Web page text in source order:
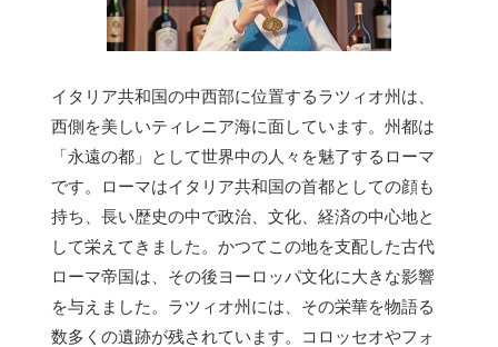
イタリア共和国の中西部に位置するラツィオ州は、
西側を美しいティレニア海に面しています。州都は
「永遠の都」として世界中の人々を魅了するローマ
です。ローマはイタリア共和国の首都としての顔も
持ち、長い歴史の中で政治、文化、経済の中心地と
して栄えてきました。かつてこの地を支配した古代
ローマ帝国は、その後ヨーロッパ文化に大きな影響
を与えました。ラツィオ州には、その栄華を物語る
数多くの遺跡が残されています。コロッセオやフォ